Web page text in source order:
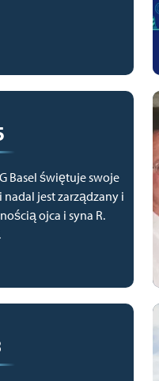
Basel świętuje swoje
nadal jest zarządzany i
ojca i syna R.